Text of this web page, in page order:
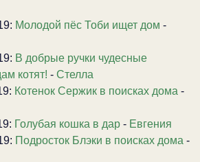
Молодой пёс Тоби ищет дом -
В добрые ручки чудесные
котят! - Стелла
Котенок Сержик в поисках дома -
Голубая кошка в дар - Евгения
Подросток Блэки в поисках дома -